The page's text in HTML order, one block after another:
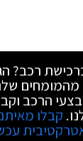
ברכישת רכב?
מהמומחים
הרכב
קבלו